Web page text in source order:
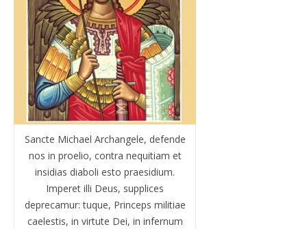
Sancte Michael Archangele, defende
nos in proelio, contra nequitiam et
insidias diaboli esto praesidium.
Imperet illi Deus, supplices
deprecamur: tuque, Princeps militiae
caelestis, in virtute Dei, in infernum